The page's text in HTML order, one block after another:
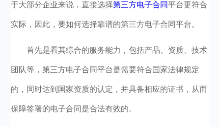
于大部分企业来说，直接选择第三方电子合同平台更符合
实际，因此，要如何选择靠谱的第三方电子合同平台。
首先是看其综合的服务能力，包括产品、资质、技术
团队等，第三方电子合同平台是需要符合国家法律规定
的，同时达到国家资质的认定，并具备相应的证书，从而
保障签署的电子合同是合法有效的。